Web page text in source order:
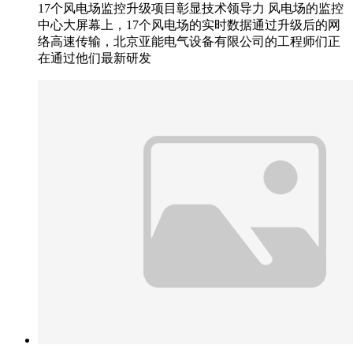
17个风电场监控升级项目彰显技术领导力 风电场的监控
中心大屏幕上，17个风电场的实时数据通过升级后的网
络高速传输，北京亚能电气设备有限公司的工程师们正
在通过他们最新研发